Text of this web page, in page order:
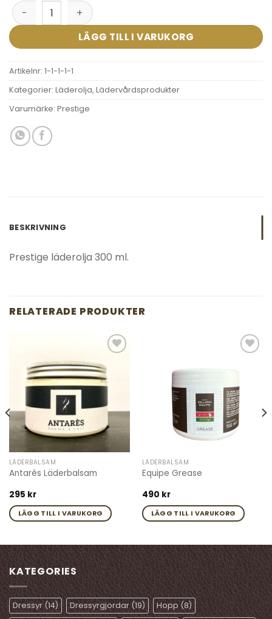
Prestige Leather Oil mängd
LÄGG TILL I VARUKORG
Artikelnr: 1-1-1-1-1
Kategorier: Läderolja, Lädervårdsprodukter
Varumärke: Prestige
BESKRIVNING
Prestige läderolja 300 ml.
RELATERADE PRODUKTER
wishlist
LÄDERBALSAM
Antarès Läderbalsam
295 kr
LÄGG TILL I VARUKORG
wishlist
LÄDERBALSAM
Equipe Grease
490 kr
LÄGG TILL I VARUKORG
KATEGORIES
Dressyr(14) Dressyrgjordar(19) Hopp (8)